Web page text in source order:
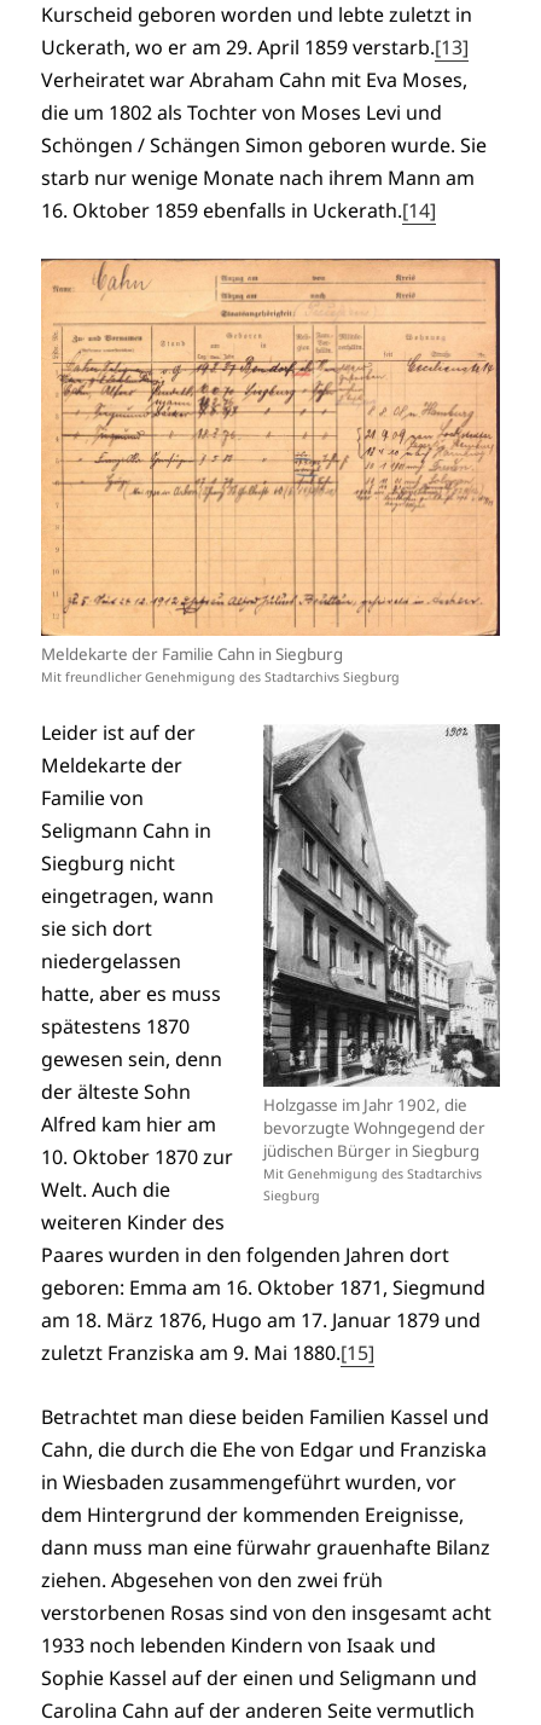
Kurscheid geboren worden und lebte zuletzt in
Uckerath, wo er am 29. April 1859 verstarb.[13]
Verheiratet war Abraham Cahn mit Eva Moses,
die um 1802 als Tochter von Moses Levi und
Schöngen / Schängen Simon geboren wurde. Sie
starb nur wenige Monate nach ihrem Mann am
16. Oktober 1859 ebenfalls in Uckerath.[14]
Meldekarte der Familie Cahn in Siegburg
Mit freundlicher Genehmigung des Stadtarchivs Siegburg
Holzgasse im Jahr 1902, die
bevorzugte Wohngegend der
jüdischen Bürger in Siegburg
Mit Genehmigung des Stadtarchivs
Siegburg
Leider ist auf der
Meldekarte der
Familie von
Seligmann Cahn in
Siegburg nicht
eingetragen, wann
sie sich dort
niedergelassen
hatte, aber es muss
spätestens 1870
gewesen sein, denn
der älteste Sohn
Alfred kam hier am
10. Oktober 1870 zur
Welt. Auch die
weiteren Kinder des
Paares wurden in den folgenden Jahren dort
geboren: Emma am 16. Oktober 1871, Siegmund
am 18. März 1876, Hugo am 17. Januar 1879 und
zuletzt Franziska am 9. Mai 1880.[15]
Betrachtet man diese beiden Familien Kassel und
Cahn, die durch die Ehe von Edgar und Franziska
in Wiesbaden zusammengeführt wurden, vor
dem Hintergrund der kommenden Ereignisse,
dann muss man eine fürwahr grauenhafte Bilanz
ziehen. Abgesehen von den zwei früh
verstorbenen Rosas sind von den insgesamt acht
1933 noch lebenden Kindern von Isaak und
Sophie Kassel auf der einen und Seligmann und
Carolina Cahn auf der anderen Seite vermutlich